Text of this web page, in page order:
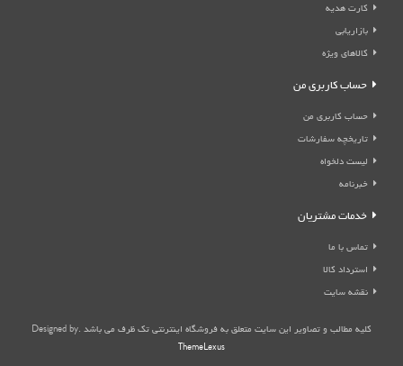
کارت هدیه
بازاریابی
کالاهای ویژه
حساب کاربری من
حساب کاربری من
تاریخچه سفارشات
لیست دلخواه
خبرنامه
خدمات مشتریان
تماس با ما
استرداد کالا
نقشه سایت
کلیه مطالب و تصاویر این سایت متعلق به فروشگاه اینترنتی تک ظرف می باشد .Designed by
ThemeLexus